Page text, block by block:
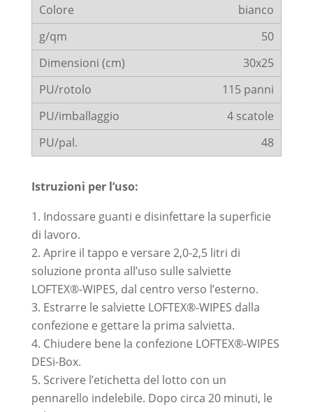
bianco
50
30x25
115 panni
4 scatole
48
Istruzioni per l’uso:
Indossare guanti e disinfettare la superficie
di lavoro.
Aprire il tappo e versare 2,0-2,5 litri di
soluzione pronta all’uso sulle salviette
LOFTEX®-WIPES, dal centro verso l’esterno.
Estrarre le salviette LOFTEX®-WIPES dalla
confezione e gettare la prima salvietta.
Chiudere bene la confezione LOFTEX®-WIPES
DESi-Box.
Scrivere l’etichetta del lotto con un
pennarello indelebile. Dopo circa 20 minuti, le